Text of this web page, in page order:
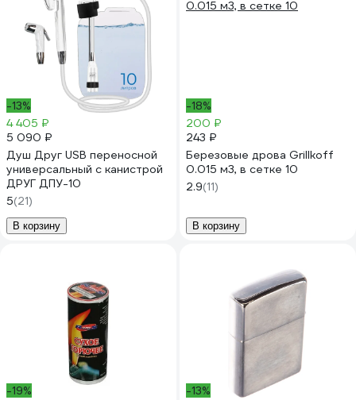
-13%
4 405 ₽
5 090 ₽
Душ Друг USB переносной
универсальный с канистрой
ДРУГ ДПУ-10
5(21)
В корзину
-18%
200 ₽
243 ₽
Березовые дрова Grillkoff
0.015 м3, в сетке 10
2.9(11)
В корзину
-19%
-13%